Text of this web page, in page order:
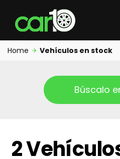
Home Vehículos en stock
Búscalo
2